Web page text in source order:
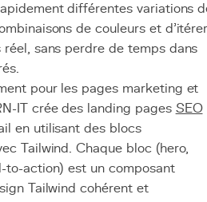
différentes variations
de couleurs et
sans perdre de temps dans
pour les pages marketing et
IT crée des landing pages SEO
en utilisant des blocs
Tailwind. Chaque bloc (hero,
to-action) est un composant
Tailwind cohérent et